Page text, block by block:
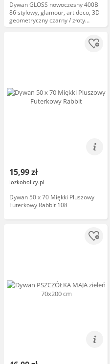
Dywan GLOSS nowoczesny 400B
86 stylowy, glamour, art deco, 3D
geometryczny czarny / złoty
70x200 cm
15,99 zł
lozkoholicy.pl
Dywan 50 x 70 Miękki Pluszowy
Futerkowy Rabbit 108